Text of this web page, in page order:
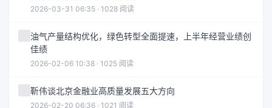
2026-03-31 06:35 · 1028 阅读
油气产量结构优化，绿色转型全面提速，上半年经营业绩创
佳绩
2026-02-06 10:38 · 1025 阅读
靳伟谈北京金融业高质量发展五大方向
2026-02-20 06:36 · 1021 阅读